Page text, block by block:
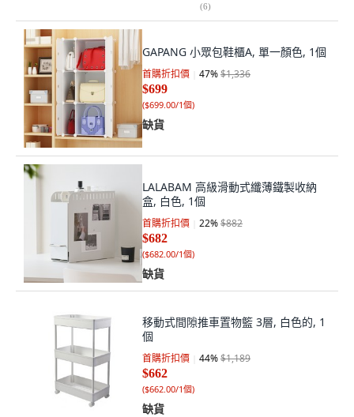
(6)
GAPANG 小眾包鞋櫃A, 單一顏色, 1個
首購折扣價 47%$1,336
$699
($699.00/1個)
缺貨
LALABAM 高級滑動式纖薄鐵製收納
盒, 白色, 1個
首購折扣價 22%$882
$682
($682.00/1個)
缺貨
移動式間隙推車置物籃 3層, 白色的, 1
個
首購折扣價 44%$1,189
$662
($662.00/1個)
缺貨